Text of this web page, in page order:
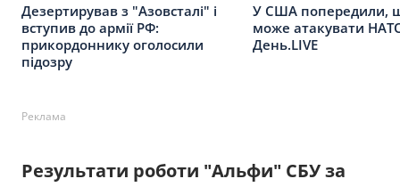
Дезертирував з "Азовсталі" і
вступив до армії РФ:
прикордоннику оголосили
підозру
У США попередили,
може атакувати
День.LIVE
Реклама
Результати роботи "Альфи" СБУ за